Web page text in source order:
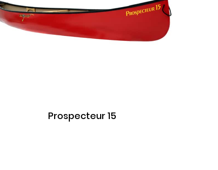
Prospecteur 15